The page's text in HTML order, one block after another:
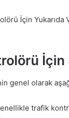
İçin
genel olarak
trafik